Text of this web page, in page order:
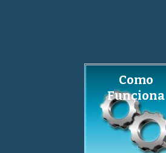
Como
Funciona